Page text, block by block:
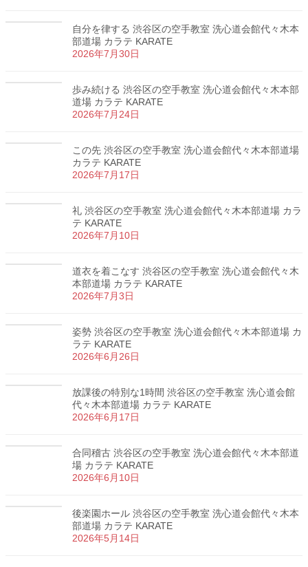
自分を律する 渋谷区の空手教室 洗心道会館代々木本
部道場 カラテ KARATE
2026年7月30日
歩み続ける 渋谷区の空手教室 洗心道会館代々木本部
道場 カラテ KARATE
2026年7月24日
この先 渋谷区の空手教室 洗心道会館代々木本部道場
カラテ KARATE
2026年7月17日
礼 渋谷区の空手教室 洗心道会館代々木本部道場 カラ
テ KARATE
2026年7月10日
道衣を着こなす 渋谷区の空手教室 洗心道会館代々木
本部道場 カラテ KARATE
2026年7月3日
姿勢 渋谷区の空手教室 洗心道会館代々木本部道場 カ
ラテ KARATE
2026年6月26日
放課後の特別な1時間 渋谷区の空手教室 洗心道会館
代々木本部道場 カラテ KARATE
2026年6月17日
合同稽古 渋谷区の空手教室 洗心道会館代々木本部道
場 カラテ KARATE
2026年6月10日
後楽園ホール 渋谷区の空手教室 洗心道会館代々木本
部道場 カラテ KARATE
2026年5月14日